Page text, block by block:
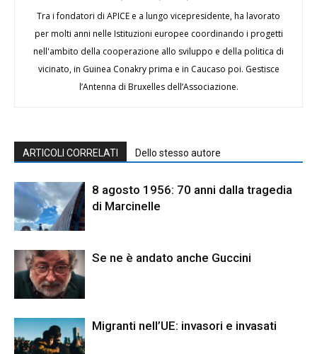
Tra i fondatori di APICE e a lungo vicepresidente, ha lavorato
per molti anni nelle Istituzioni europee coordinando i progetti
nell'ambito della cooperazione allo sviluppo e della politica di
vicinato, in Guinea Conakry prima e in Caucaso poi. Gestisce
l’Antenna di Bruxelles dell’Associazione.
ARTICOLI CORRELATI Dello stesso autore
8 agosto 1956: 70 anni dalla tragedia
di Marcinelle
Se ne è andato anche Guccini
Migranti nell’UE: invasori e invasati